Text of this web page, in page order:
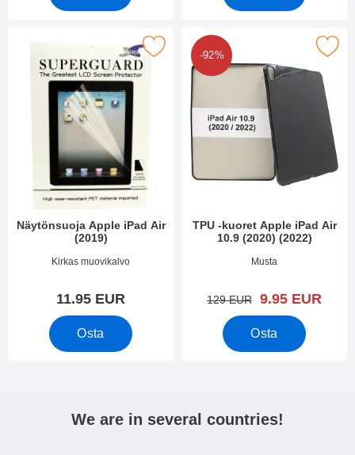
Näytönsuoja Apple iPad Air
(2019)
Tuote.nro 31124
Kirkas muovikalvo
11.95 EUR
Osta
Merkitse näytönsuoja Apple iPad Air (2019) suosikiksi
-92%
TPU -kuoret Apple iPad Air
10.9 (2020) (2022)
Tuote.nro 39170
Musta
vanha hinta
129 EUR uusi hinta
9.95 EUR
Osta
Merkitse tPU -kuoret Apple iPad Air
We are in several countries!